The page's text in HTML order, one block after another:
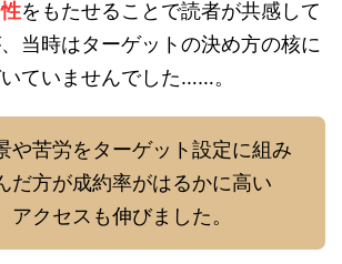
をもたせることで読者が共感して
当時はターゲットの決め方の核に
ていませんでした……。
や苦労をターゲット設定に組み
だ方が成約率がはるかに高い
アクセスも伸びました。